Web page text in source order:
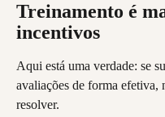
Treinamento é
incentivos
Aqui está uma verdade: se
avaliações de forma efetiva,
resolver.